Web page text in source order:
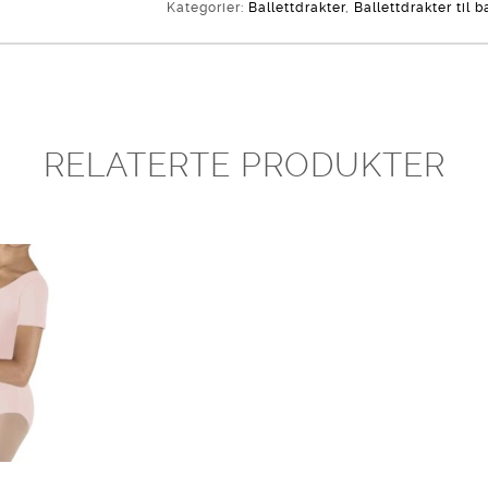
Kategorier: Ballettdrakter, Ballettdrakter til
RELATERTE PRODUKTER